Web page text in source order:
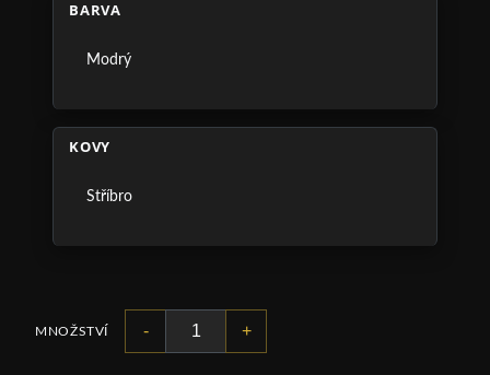
BARVA
Modrý
KOVY
Stříbro
MNOŽSTVÍ - +